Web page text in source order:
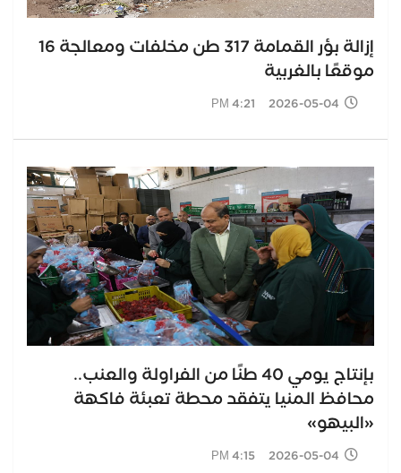
إزالة بؤر القمامة 317 طن مخلفات ومعالجة 16
موقعًا بالغربية
2026-05-04 4:21 PM
بإنتاج يومي 40 طنًا من الفراولة والعنب..
محافظ المنيا يتفقد محطة تعبئة فاكهة
«البيهو»
2026-05-04 4:15 PM